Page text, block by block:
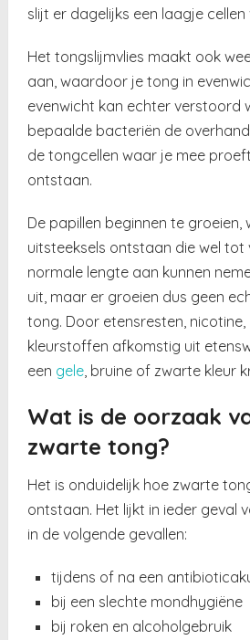
slijt er dagelijks een laagje
Het tongslijmvlies maakt ook
aan, waardoor je tong in
evenwicht kan echter verstoord
bepaalde bacteriën de
de tongcellen waar je mee
ontstaan.
De papillen beginnen te
uitsteeksels ontstaan die wel tot
normale lengte aan kunnen
uit, maar er groeien dus geen
tong. Door etensresten,
kleurstoffen afkomstig uit
een gele, bruine of zwarte kleur
Wat is de oorzaak
zwarte tong?
Het is onduidelijk hoe zwarte
ontstaan. Het lijkt in ieder geval
in de volgende gevallen:
tijdens of na een
bij een slechte mondhygiëne
bij roken en alcoholgebruik